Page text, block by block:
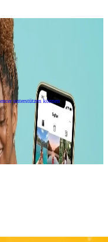
unterstützen können